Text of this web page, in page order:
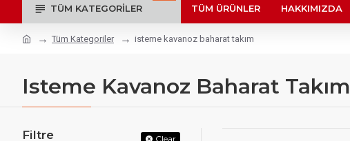
TÜM KATEGORILER TÜM ÜRÜNLER HAKKIMIZDA
Tüm Kategoriler isteme kavanoz baharat takım
Isteme Kavanoz Baharat Takım
Filtre Clear